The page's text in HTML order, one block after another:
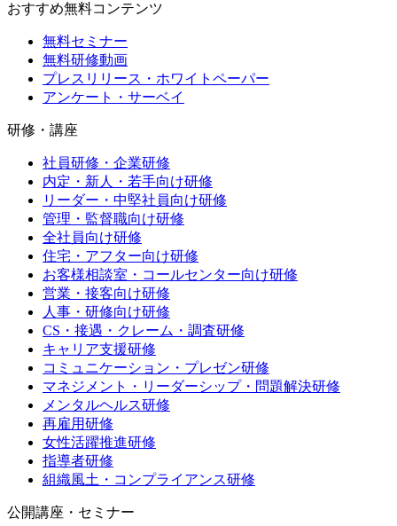
おすすめ無料コンテンツ
無料セミナー
無料研修動画
プレスリリース・ホワイトペーパー
アンケート・サーベイ
研修・講座
社員研修・企業研修
内定・新人・若手向け研修
リーダー・中堅社員向け研修
管理・監督職向け研修
全社員向け研修
住宅・アフター向け研修
お客様相談室・コールセンター向け研修
営業・接客向け研修
人事・研修向け研修
CS・接遇・クレーム・調査研修
キャリア支援研修
コミュニケーション・プレゼン研修
マネジメント・リーダーシップ・問題解決研修
メンタルヘルス研修
再雇用研修
女性活躍推進研修
指導者研修
組織風土・コンプライアンス研修
公開講座・セミナー